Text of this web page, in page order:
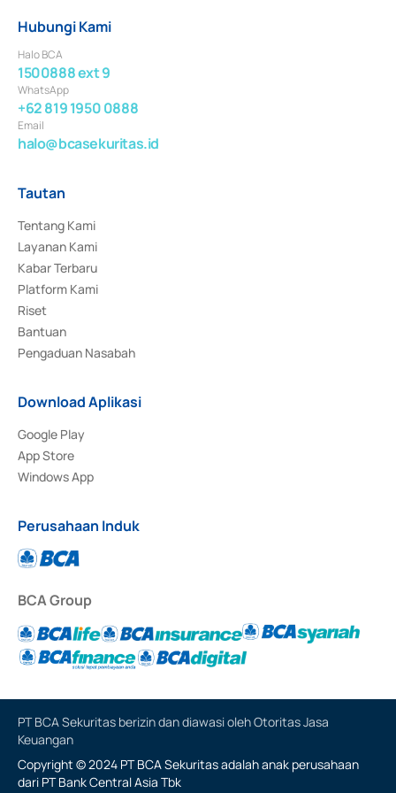
Hubungi Kami
Halo BCA
1500888 ext 9
WhatsApp
+62 819 1950 0888
Email
halo@bcasekuritas.id
Tautan
Tentang Kami
Layanan Kami
Kabar Terbaru
Platform Kami
Riset
Bantuan
Pengaduan Nasabah
Download Aplikasi
Google Play
App Store
Windows App
Perusahaan Induk
BCA Group
PT BCA Sekuritas berizin dan diawasi oleh Otoritas Jasa
Keuangan
Copyright © 2024 PT BCA Sekuritas adalah anak perusahaan
dari PT Bank Central Asia Tbk